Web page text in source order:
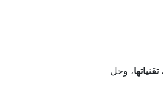
،تقنياتها، وحل